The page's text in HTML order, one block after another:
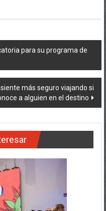
más seguro viajando si
a alguien en el destino